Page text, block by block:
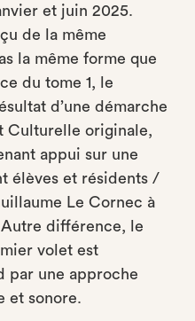
et juin 2025.
de la même
la même forme que
du tome 1, le
d’une démarche
Culturelle originale,
appui sur une
élèves et résidents /
Le Cornec à
Autre différence, le
volet est
par une approche
et sonore.